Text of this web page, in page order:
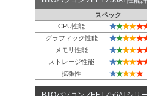
スペック
CPU性能
★★★★★
グラフィック性能 ★★★★★
メモリ性能 ★★★★★
ストレージ性能 ★★★★★
拡張性 ★★★★★